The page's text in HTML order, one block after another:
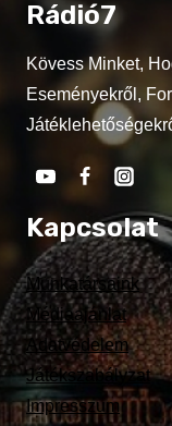
Rádió7
Kövess Minket,
Eseményekről,
Kapcsolat
Munkatársaink
Médiaajánlat
Adatvédelem
Játékszabályzat
Impresszum